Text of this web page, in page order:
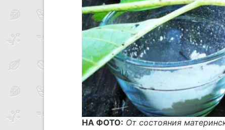
НА ФОТО: От состояния